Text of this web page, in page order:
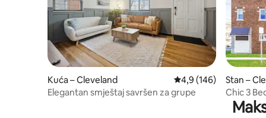
Kuća – Cleveland Prosječna ocjena: 4,9/
4,9 (146)
Elegantan smještaj savršen za grupe
Stan –
Chic 3
& Lake